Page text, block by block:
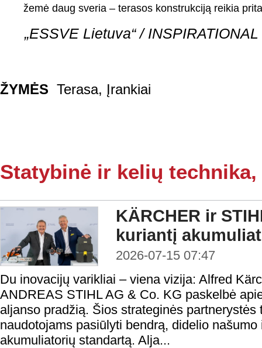
žemė daug sveria – terasos konstrukciją reikia
„ESSVE Lietuva“ /
ŽYMĖS Terasa, Įrankiai
Statybinė ir kelių
KÄRCHER ir
kuriantį
2026-07-15 07:47
Du inovacijų varikliai – viena vizija: Alfred
ANDREAS STIHL AG & Co. KG paskelbė
aljanso pradžią. Šios strateginės
naudotojams pasiūlyti bendrą, didelio
akumuliatorių standartą. Alja...